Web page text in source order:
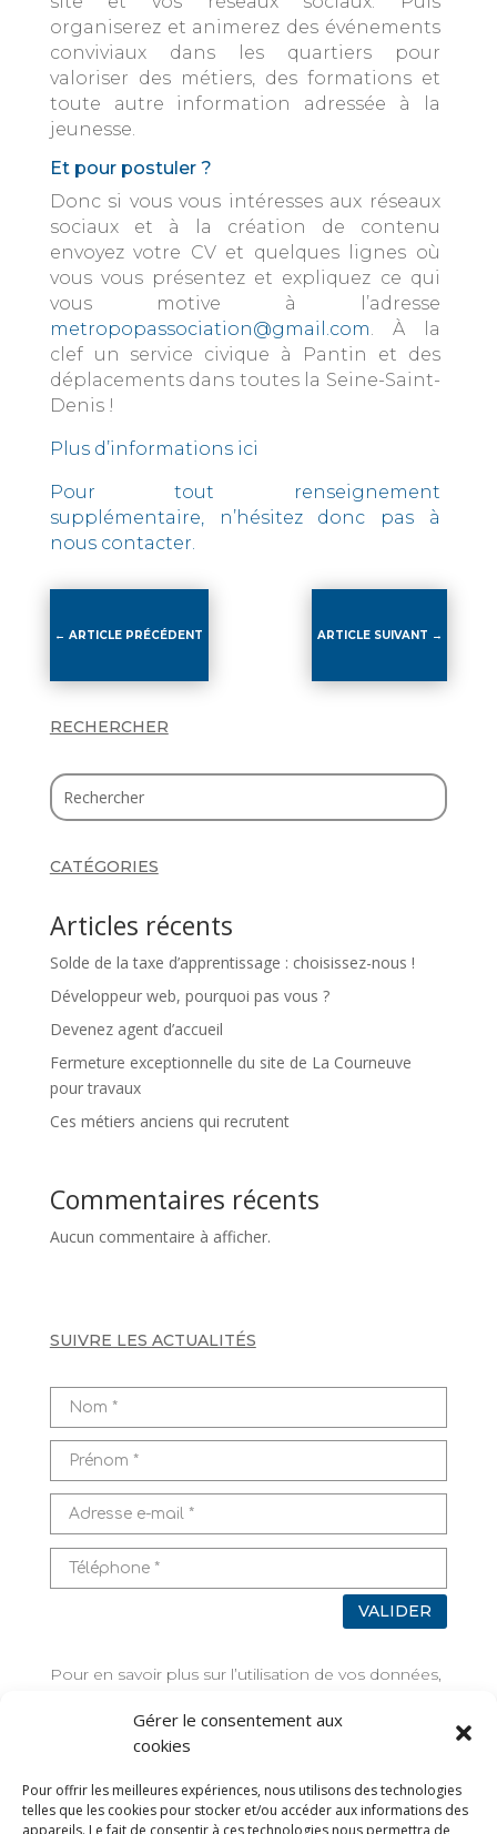
Gérer le consentement aux
cookies
Pour offrir les meilleures expériences, nous utilisons des technologies
telles que les cookies pour stocker et/ou accéder aux informations des
appareils. Le fait de consentir à ces technologies nous permettra de
organiserez et animerez des événements
conviviaux dans les quartiers pour
valoriser des métiers, des formations et
toute autre information adressée à la
jeunesse.
Et pour postuler ?
Donc si vous vous intéresses aux réseaux
sociaux et à la création de contenu
envoyez votre CV et quelques lignes où
vous vous présentez et expliquez ce qui
vous motive à l’adresse
metropopassociation@gmail.com. À la
clef un service civique à Pantin et des
déplacements dans toutes la Seine-Saint-
Denis !
Plus d’informations ici
Pour tout renseignement
supplémentaire, n’hésitez donc pas à
nous contacter.
←ARTICLE PRÉCÉDENT ARTICLE SUIVANT →
RECHERCHER
CATÉGORIES
Articles récents
Solde de la taxe d’apprentissage : choisissez-nous !
Développeur web, pourquoi pas vous ?
Devenez agent d’accueil
Fermeture exceptionnelle du site de La Courneuve
pour travaux
Ces métiers anciens qui recrutent
Commentaires récents
Aucun commentaire à afficher.
SUIVRE LES ACTUALITÉS
VALIDER
Pour en savoir plus sur l’utilisation de vos données,